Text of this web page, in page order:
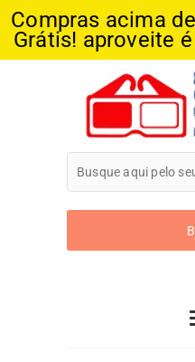
Compras acima
Grátis! aproveite